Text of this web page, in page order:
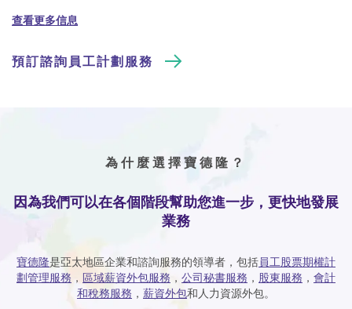
查看更多信息
預訂諮詢員工計劃服務
為什麼選擇寶德隆？
因為我們可以在各個階段幫助您進一步，更快地發展
業務
寶德隆是亞太地區企業和諮詢服務的領導者，包括員工股票期權計
劃管理服務 ， 區域薪資外包服務 ， 公司秘書服務 ， 股東服務 ， 會計
和稅務服務 ， 薪資外包和人力資源外包。